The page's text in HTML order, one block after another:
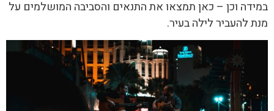
במידה וכן – כאן תמצאו את התנאים והסביבה המושלמים על
מנת להעביר לילה בעיר.